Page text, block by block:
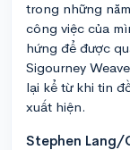
trong những
công việc của
hứng để được
Sigourney
lại kể từ khi tin
xuất hiện.
Stephen Lang/